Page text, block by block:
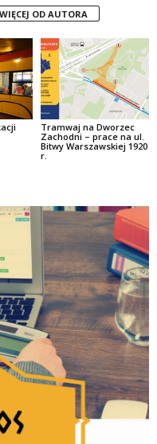
WIĘCEJ OD AUTORA
Tramwaj na Dworzec
Zachodni – prace na ul.
Bitwy Warszawskiej 1920
r.